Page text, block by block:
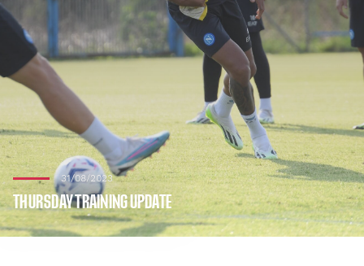
31/08/2023
THURSDAY TRAINING UPDATE